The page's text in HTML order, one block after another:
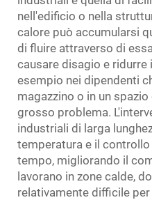
nell'edificio o nella
calore può accumularsi
di fluire attraverso di
causare disagio e ridurre
esempio nei dipendenti
magazzino o in un
grosso problema.
industriali di larga
temperatura e il
tempo, migliorando il
lavorano in zone calde,
relativamente difficile